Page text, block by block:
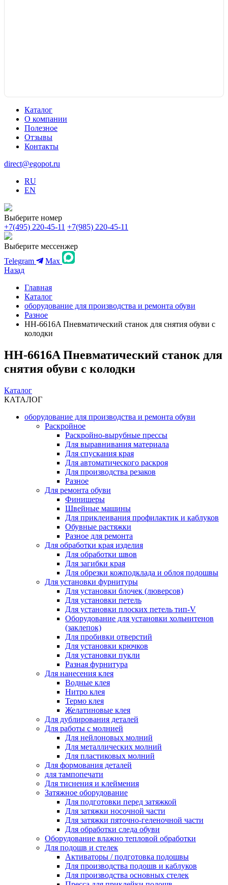
Каталог
О компании
Полезное
Отзывы
Контакты
direct@egopot.ru
RU
EN
Выберите номер
+7(495) 220-45-11 +7(985) 220-45-11
Выберите мессенжер
Telegram
Max
Назад
Главная
Каталог
оборудование для производства и ремонта обуви
Разное
HH-6616A Пневматический станок для снятия обуви с
колодки
HH-6616A Пневматический станок для
снятия обуви с колодки
Каталог
КАТАЛОГ
оборудование для производства и ремонта обуви
Раскройное
Раскройно-вырубные прессы
Для выравнивания материала
Для спускания края
Для автоматического раскроя
Для производства резаков
Разное
Для ремонта обуви
Финишеры
Швейные машины
Для приклеивания профилактик и каблуков
Обувные растяжки
Разное для ремонта
Для обработки края изделия
Для обработки швов
Для загибки края
Для обрезки кожподклада и облоя подошвы
Для установки фурнитуры
Для установки блочек (люверсов)
Для установки петель
Для установки плоских петель тип-V
Оборудование для установки хольнитенов
(заклепок)
Для пробивки отверстий
Для установки крючков
Для установки пукли
Разная фурнитура
Для нанесения клея
Водные клея
Нитро клея
Термо клея
Желатиновые клея
Для дублирования деталей
Для работы с молнией
Для нейлоновых молний
Для металлических молний
Для пластиковых молний
Для формования деталей
для тампопечати
Для тиснения и клеймения
Затяжное оборудование
Для подготовки перед затяжкой
Для затяжки носочной части
Для затяжки пяточно-геленочной части
Для обработки следа обуви
Оборудование влажно тепловой обработки
Для подошв и стелек
Активаторы / подготовка подошвы
Для производства подошв и каблуков
Для производства основных стелек